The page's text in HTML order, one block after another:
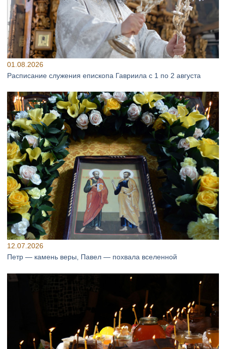
01.08.2026
Расписание служения епископа Гавриила с 1 по 2 августа
12.07.2026
Петр — камень веры, Павел — похвала вселенной